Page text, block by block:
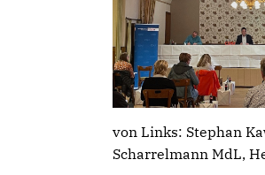
von Links: Stephan
Scharrelmann MdL,